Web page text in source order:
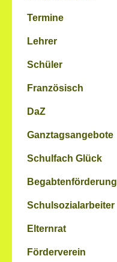
Termine
Lehrer
Schüler
Französisch
DaZ
Ganztagsangebote
Schulfach Glück
Begabtenförderung
Schulsozialarbeiter
Elternrat
Förderverein